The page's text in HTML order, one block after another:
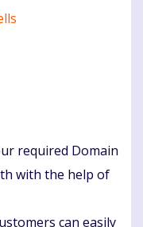
required Domain
with the help of
can easily